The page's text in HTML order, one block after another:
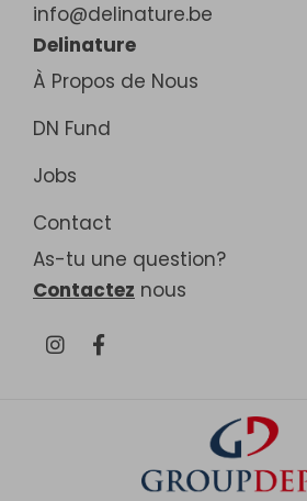
info@delinature.be
Delinature
À Propos de Nous
DN Fund
Jobs
Contact
As-tu une question?
Contactez nous